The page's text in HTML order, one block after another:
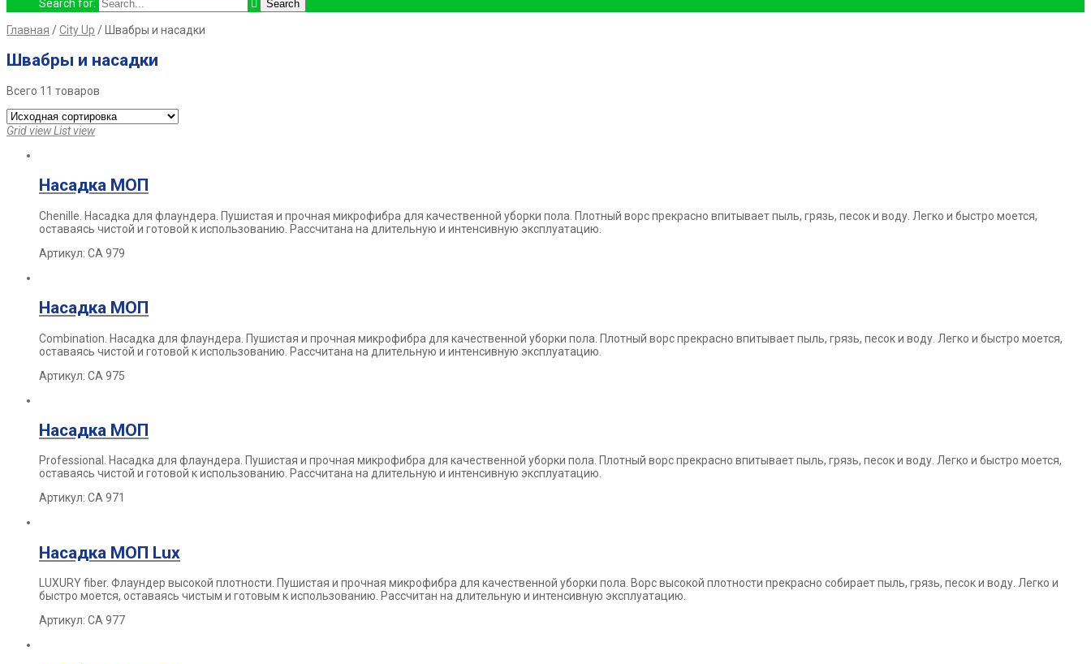
Search for:
Главная /City Up / Швабры и насадки
Швабры и насадки
Всего 11 товаров
Grid viewList view
Насадка МОП
Chenille. Насадка для флаундера. Пушистая и прочная микрофибра для качественной уборки пола. Плотный ворс прекрасно впитывает пыль, грязь, песок и воду. Легко и быстро моется,
оставаясь чистой и готовой к использованию. Рассчитана на длительную и интенсивную эксплуатацию.
Артикул: СА 979
Насадка МОП
Combination. Насадка для флаундера. Пушистая и прочная микрофибра для качественной уборки пола. Плотный ворс прекрасно впитываетпыль, грязь, песок и воду. Легко и быстро моется,
оставаясь чистой и готовой к использованию. Рассчитана на длительную и интенсивную эксплуатацию.
Артикул: СА 975
Насадка МОП
Professional. Насадка для флаундера. Пушистая и прочная микрофибрадля качественной уборки пола. Плотный ворс прекрасно впитываетпыль, грязь, песок и воду. Легко и быстро моется,
оставаясь чистой и готовой к использованию. Рассчитана на длительную и интенсивную эксплуатацию.
Артикул: СА 971
Насадка МОП Lux
LUXURY fiber. Флаундер высокой плотности. Пушистая и прочная микрофибра для качественной уборки пола. Ворс высокой плотности прекрасно собирает пыль, грязь, песок и воду. Легко и
быстро моется, оставаясь чистым и готовым к использованию. Рассчитан надлительную и интенсивную эксплуатацию.
Артикул: СА 977